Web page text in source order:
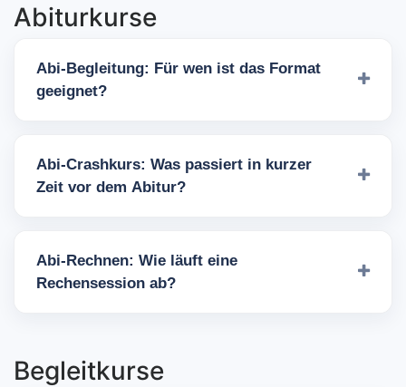
Abiturkurse
Abi-Begleitung: Für wen ist das Format
geeignet?
Abi-Crashkurs: Was passiert in kurzer
Zeit vor dem Abitur?
Abi-Rechnen: Wie läuft eine
Rechensession ab?
Begleitkurse